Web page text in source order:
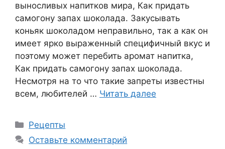
выносливых напитков мира, Как придать
самогону запах шоколада. Закусывать
коньяк шоколадом неправильно, так а как он
имеет ярко выраженный специфичный вкус и
поэтому может перебить аромат напитка,
Как придать самогону запах шоколада.
Несмотря на то что такие запреты известны
всем, любителей … Читать далее
Рубрики
Рецепты
Оставьте комментарий